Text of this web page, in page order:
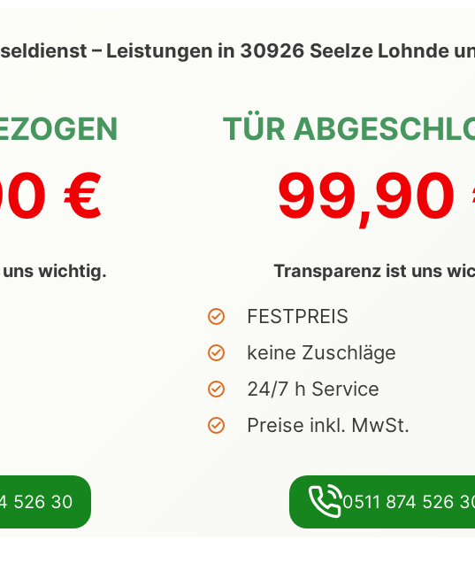
– Leistungen in 30926 Seelze Lohnde
€
wichtig.
526 30
TÜR
99,90
Transparenz ist uns
FESTPREIS
keine Zuschläge
24/7 h Service
Preise inkl. MwSt.
0511 874 526